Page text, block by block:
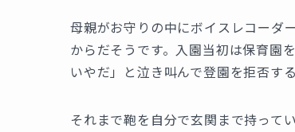
母親がお守りの中にボイスレコーダ
からだそうです。入園当初は保育園
いやだ」と泣き叫んで登園を拒否す
それまで鞄を自分で玄関まで持って